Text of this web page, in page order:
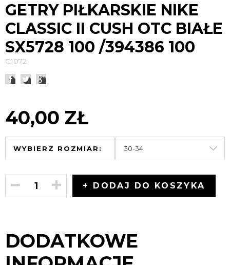
GETRY PIŁKARSKIE NIKE
CLASSIC II CUSH OTC BIAŁE
SX5728 100 /394386 100
G1072
40,00 ZŁ
WYBIERZ ROZMIAR:
+ DODAJ DO KOSZYKA
DODATKOWE